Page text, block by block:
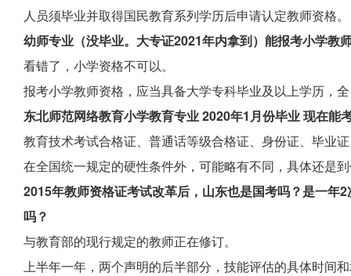
人员须毕业并取得国民教育系列学历后申请认定教师资格。
幼师专业（没毕业。大专证2021年内拿到）能报考小学教
看错了，小学资格不可以。
报考小学教师资格，应当具备大学专科毕业及以上学历，
东北师范网络教育小学教育专业 2020年1月份毕业 现在能
教育技术考试合格证、普通话等级合格证、身份证、毕业
在全国统一规定的硬性条件外，可能略有不同，具体还是
2015年教师资格证考试改革后，山东也是国考吗？是一年
吗？
与教育部的现行规定的教师正在修订。
上半年一年，两个声明的后半部分，技能评估的具体时间